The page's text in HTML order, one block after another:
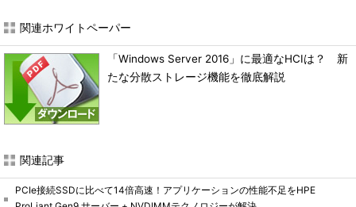
関連ホワイトペーパー
「Windows Server 2016」に最適なHCIは？ 新
たな分散ストレージ機能を徹底解説
関連記事
PCIe接続SSDに比べて14倍高速！アプリケーションの性能不足をHPE